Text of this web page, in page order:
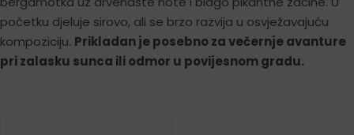
početku djeluje sirovo, ali se brzo razvija u osvježavajuću
kompoziciju. Prikladan je posebno za večernje avanture
pri zalasku sunca ili odmor u povijesnom gradu.